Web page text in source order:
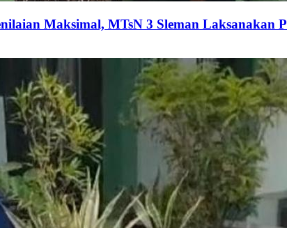
Maksimal, MTsN 3 Sleman Laksanakan